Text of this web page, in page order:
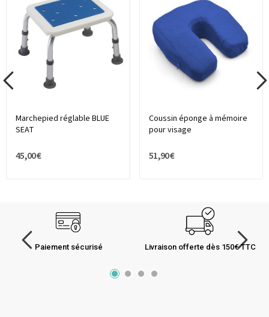
Marchepied réglable BLUE
SEAT
45,00 €
Coussin éponge à mémoire
pour visage
51,90 €
Paiement sécurisé Livraison offerte dès 150€ TTC